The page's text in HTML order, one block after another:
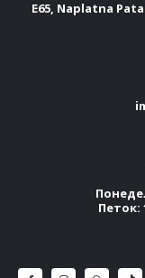
E65, Naplatna
Петок: